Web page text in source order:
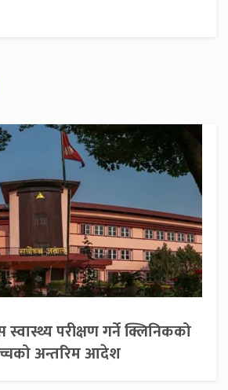
स्वास्थ्य परीक्षण गर्ने क्लिनिकको
अन्तरिम आदेश